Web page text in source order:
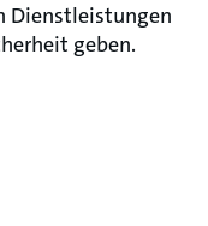
Dienstleistungen
geben.